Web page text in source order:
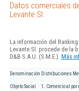
Datos comerciales
Levante Sl.
La información del
Levante Sl. procede de la
D&B S.A.U. (S.M.E.). Más
Denominación Distribuciones
Objeto Social
1. Comercio al por